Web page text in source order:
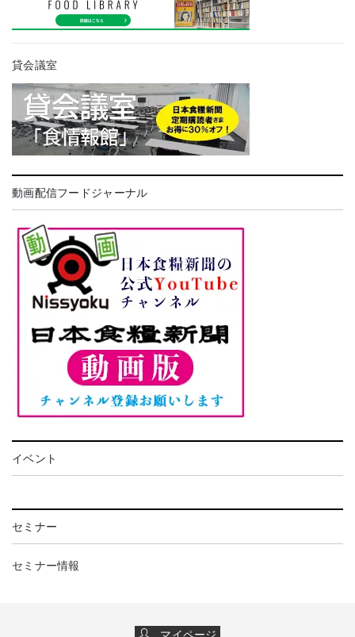
貸会議室
動画配信フードジャーナル
イベント
セミナー
セミナー情報